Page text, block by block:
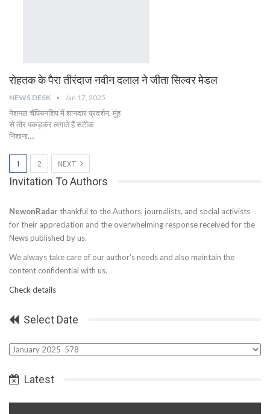
रोहतक के पैरा तीरंदाज नवीन दलाल ने जीता सिल्वर मेडल
NEWS DESK Jan 17, 2025
नेशनल चैंपियनशिप में शानदार प्रदर्शन, मुंह
से तीर पकड़कर लगाते हैं सटीक
निशाना....
1 2 NEXT
Invitation To Authors
NewonRadar thankful to the Authors, journalists, and social activists
for their appreciation and the overwhelming response received for the
News published by us.
We always take care of our author’s needs and also maintain the
content confidential with us.
Check details
Select Date
Select
Latest